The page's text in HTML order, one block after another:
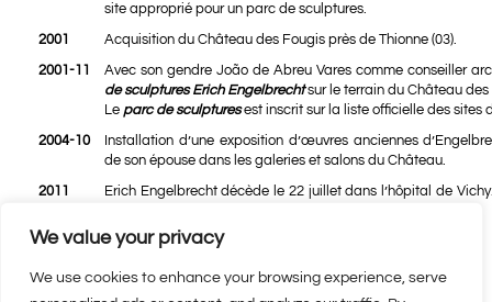
We value your privacy
We use cookies to enhance your browsing experience, serve
site approprié pour un parc de sculptures.
2001
Acquisition du Château des Fougis près de Thionne (03).
2001-11
Avec son gendre João de Abreu Vares comme conseiller
de sculptures Erich Engelbrechtsur le terrain du Château des
Le parc de sculpturesest inscrit sur la liste officielle des sites
2004-10
Installation d’une exposition d’œuvres anciennes
de son épouse dans les galeries et salons du Château.
2011
Erich Engelbrecht décède le 22 juillet dans l’hôpital de